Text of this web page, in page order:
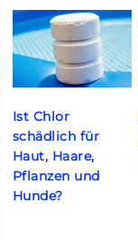
Ist Chlor
schädlich für
Haut, Haare,
Pflanzen und
Hunde?